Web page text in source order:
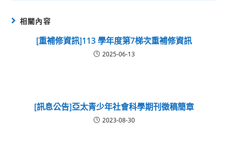
相關內容
[重補修資訊]113 學年度第7梯次重補修資訊
2025-06-13
[訊息公告]亞太青少年社會科學期刊徵稿簡章
2023-08-30